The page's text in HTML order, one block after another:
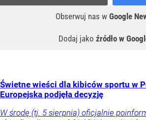
Obserwuj nas w Google
Dodaj jako źródło w
Świetne wieści dla kibiców sportu w
Europejska podjęła decyzję
W środę (tj. 5 sierpnia) oficjalnie